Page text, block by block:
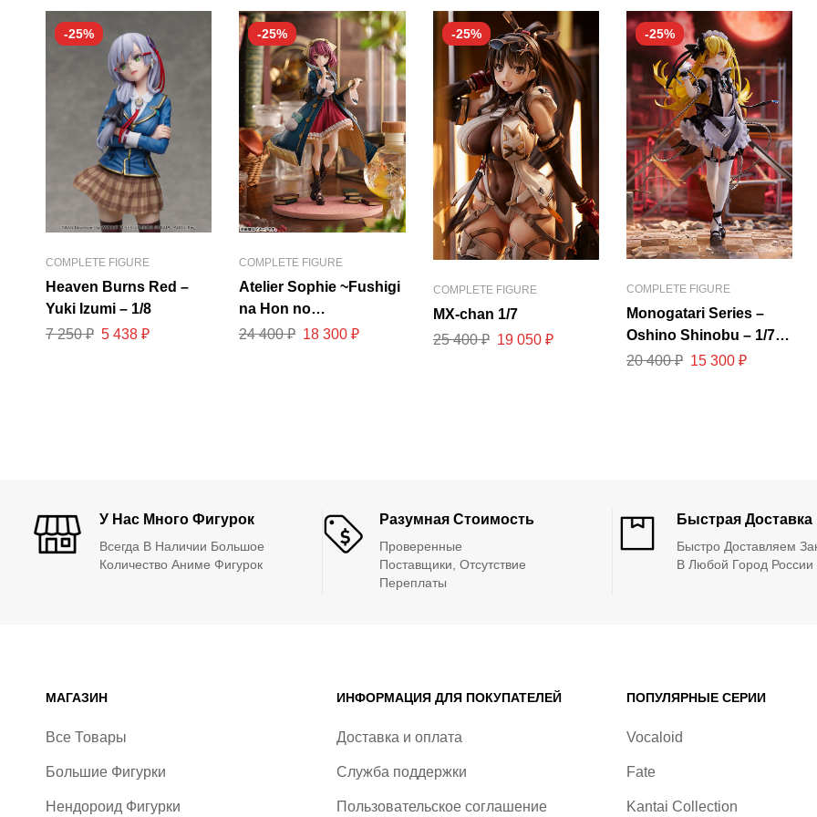
-25%
COMPLETE FIGURE
Heaven Burns Red –
Yuki Izumi – 1/8
7 250₽ 5 438 ₽
-25%
COMPLETE FIGURE
Atelier Sophie ~Fushigi
na Hon no
Renkinjutsushi~ –
24 400₽ 18 300₽
-25%
COMPLETE FIGURE
MX-chan 1/7
25 400₽ 19 050 ₽
-25%
COMPLETE FIGURE
Monogatari Series –
Oshino Shinobu – 1/7 –
Maidmade (Miyuki)
20 400₽ 15 300 ₽
У Нас Много Фигурок
Всегда В Наличии Большое
Количество Аниме Фигурок
Разумная Стоимость
Проверенные
Поставщики, Отсутствие
Переплаты
Быстрая Доставка
Быстро Доставляем
В Любой Город России
МАГАЗИН
Все Товары
Большие Фигурки
Нендороид Фигурки
ИНФОРМАЦИЯ ДЛЯ ПОКУПАТЕЛЕЙ
Доставка и оплата
Служба поддержки
Пользовательское соглашение
ПОПУЛЯРНЫЕ СЕРИИ
Vocaloid
Fate
Kantai Collection